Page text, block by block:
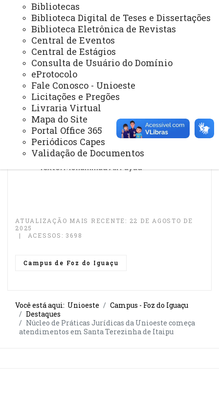
Bibliotecas
Biblioteca Digital de Teses e Dissertações
Biblioteca Eletrônica de Revistas
Central de Eventos
Central de Estágios
Consulta de Usuário do Domínio
eProtocolo
Fale Conosco - Unioeste
Licitações e Pregões
Livraria Virtual
Mapa do Site
Portal Office 365
Periódicos Capes
Validação de Documentos
orientações. As bolsistas fazem a entrevista inicial e a
triagem socioeconômica, e na sequência nós conduzimos
a instrução jurídica e os encaminhamentos do processo.”,
diz o advogado Vinicius Matheus Dresch, egresso da
Unioeste e que é o responsável pelos atendimentos.
O espaço de atendimento está localizado no
endereço:
Rua das Tulipas, 400 – Jardim Santa Mônica – Santa
Terezinha de Itaipu.
Texto: Mohammad Ali Fayad
ATUALIZAÇÃO MAIS RECENTE: 22 DE AGOSTO DE
2025
ACESSOS: 3698
Campus de Foz do Iguaçu
Você está aqui: Unioeste
Campus - Foz do Iguaçu
Destaques
Núcleo de Práticas Jurídicas da Unioeste começa
atendimentos em Santa Terezinha de Itaipu